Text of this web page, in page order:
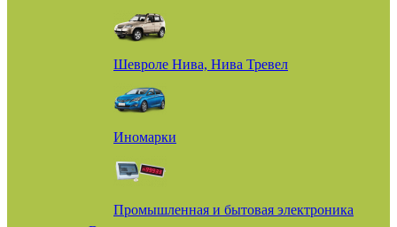
Шевроле Нива, Нива Тревел
Иномарки
Промышленная и бытовая электроника